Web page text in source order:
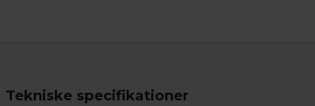
Tekniske specifikationer